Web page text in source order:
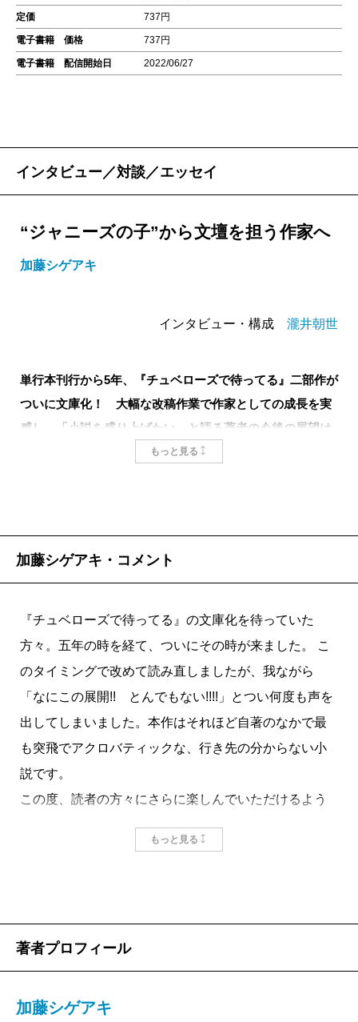
定価 737円
電子書籍 価格 737円
電子書籍 配信開始日 2022/06/27
インタビュー／対談／エッセイ
“ジャニーズの子”から文壇を担う作家へ
加藤シゲアキ
インタビュー・構成 瀧井朝世
単行本刊行から5年、『チュベローズで待ってる』二部作が
ついに文庫化！ 大幅な改稿作業で作家としての成長を実
感し、「小説を盛り上げたい」と語る著者の今後の展望は
小説を書くための「筋肉」
いよいよ文庫となりましたね。
自分ではあまり文庫化のタイミングを考えていなか
ったので、単行本を刊行してから時間が経ってしまい
ました。文庫にするなら手直しが必要だなと思ってい
たんです。そのためのまとまった時間や、小説を書く
ための筋肉をつける必要もあったので、時間がかかり
ました。
2020年に出した『
その頃にようやく、小説は全編力んで書くものではな
もっと見る
加藤シゲアキ・コメント
『チュベローズで待ってる』の文庫化を待っていた
方々。五年の時を経て、ついにその時が来ました。 こ
のタイミングで改めて読み直しましたが、我ながら
「なにこの展開!! とんでもない!!!!」とつい何度も声を
出してしまいました。本作はそれほど自著のなかで最
も突飛でアクロバティックな、行き先の分からない小
説です。
この度、読者の方々にさらに楽しんでいただけるよう
多くの点を改稿しました。初めての方はもとより、一
度読んだ方でも喜んでもらえるように調えましたの
もっと見る
著者プロフィール
加藤シゲアキ